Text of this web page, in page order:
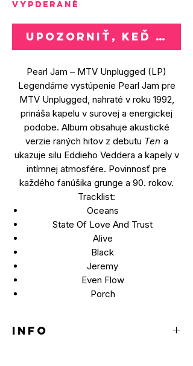
VYPDERANÉ
Upozorniť, keď
Pearl Jam – MTV Unplugged (LP)
Legendárne vystúpenie Pearl Jam pre
MTV Unplugged, nahraté v roku 1992,
prináša kapelu v surovej a energickej
podobe. Album obsahuje akustické
verzie raných hitov z debutu Ten a
ukazuje silu Eddieho Veddera a kapely v
intímnej atmosfére. Povinnosť pre
každého fanúšika grunge a 90. rokov.
Tracklist:
Oceans
State Of Love And Trust
Alive
Black
Jeremy
Even Flow
Porch
INFO